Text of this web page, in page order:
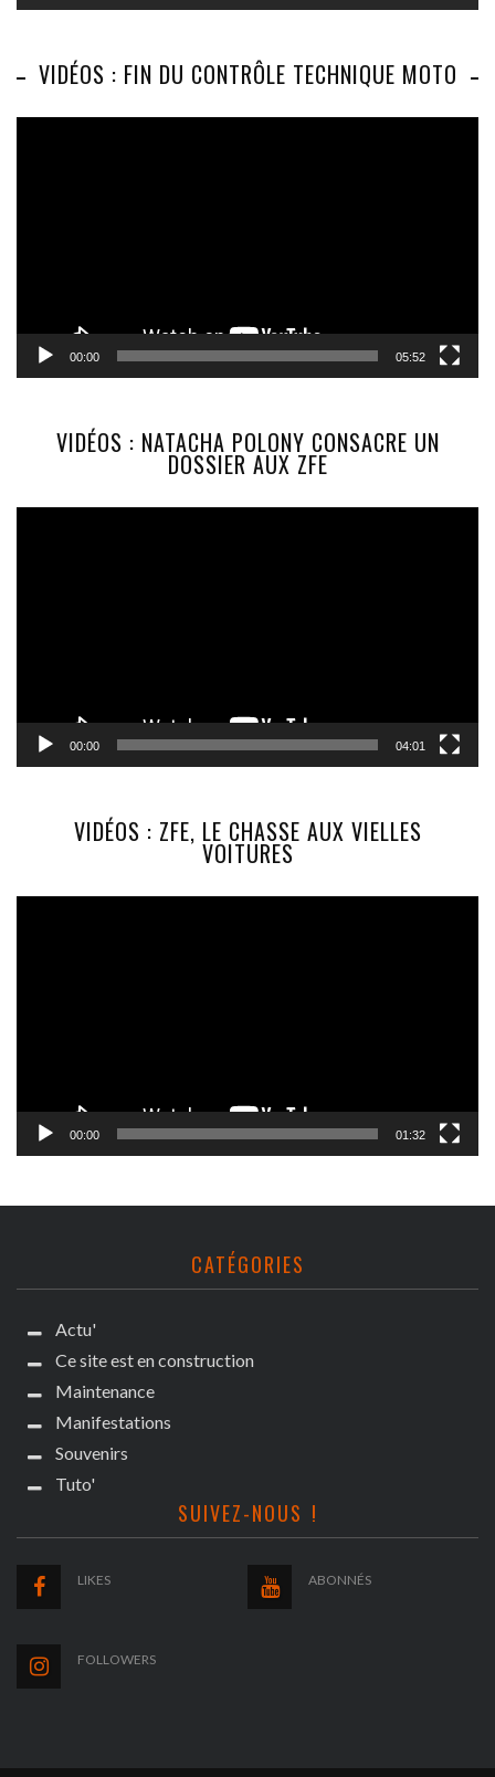
VIDÉOS : FIN DU CONTRÔLE TECHNIQUE MOTO
00:00 05:52
VIDÉOS : NATACHA POLONY CONSACRE UN
DOSSIER AUX ZFE
00:00 04:01
VIDÉOS : ZFE, LE CHASSE AUX VIELLES
VOITURES
00:00 01:32
CATÉGORIES
Actu'
Ce site est en construction
Maintenance
Manifestations
Souvenirs
Tuto'
SUIVEZ-NOUS !
LIKES ABONNÉS
FOLLOWERS